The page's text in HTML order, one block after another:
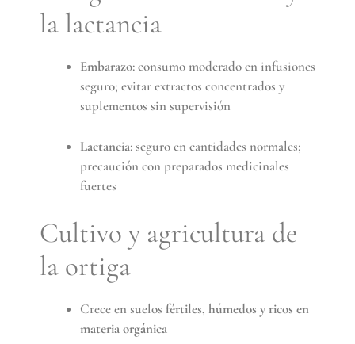
la lactancia
Embarazo: consumo moderado en infusiones
seguro; evitar extractos concentrados y
suplementos sin supervisión
Lactancia: seguro en cantidades normales;
precaución con preparados medicinales
fuertes
Cultivo y agricultura de
la ortiga
Crece en suelos fértiles, húmedos y ricos en
materia orgánica